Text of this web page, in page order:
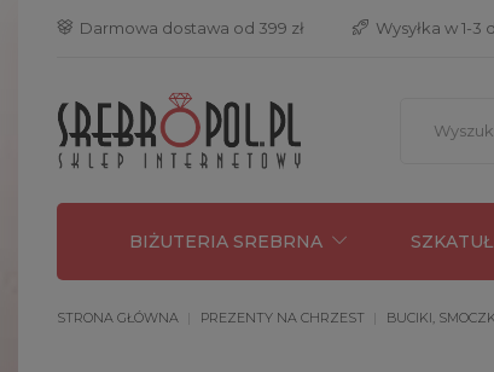
 Darmowa dostawa od 399 zł  Wysyłka w 1-3
BIŻUTERIA SREBRNA
STRONA GŁÓWNA PREZENTY NA CHRZEST BUCIKI,